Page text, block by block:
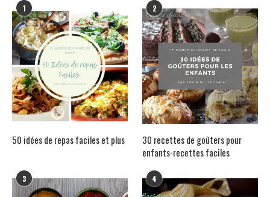
1
50 idées de repas faciles et plus
2
30 recettes de goûters pour
enfants-recettes faciles
3 4